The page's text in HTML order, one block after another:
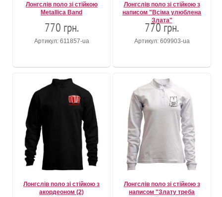
Лонгслів поло зі стійкою
Metallica Band
770 грн.
Артикул: 611857-ua
Лонгслів поло зі стійкою з
написом "Всіма улюблена
Злата"
770 грн.
Артикул: 609903-ua
Лонгслів поло зі стійкою з
акордеоном (2)
Лонгслів поло зі стійкою з
написом "Злату треба